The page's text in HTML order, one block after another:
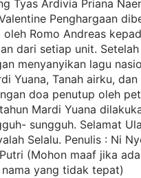
Tyas Ardivia Priana
Penghargaan
oleh Romo Andreas
dari setiap unit.
menyanyikan lagu
Yuana, Tanah airku, dan
doa penutup oleh
Mardi Yuana
sungguh. Selamat
Selalu. Penulis : Ni
(Mohon maaf jika
yang tidak tepat)